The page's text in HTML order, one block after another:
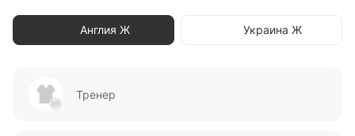
Англия Ж Украина Ж
Тренер